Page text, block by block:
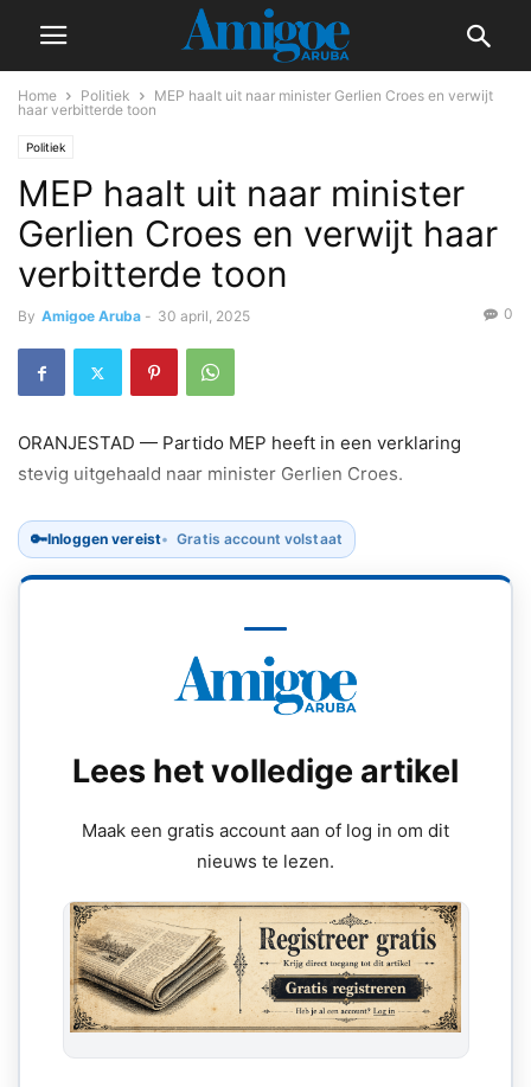
Home Politiek
MEP haalt uit naar minister Gerlien Croes en verwijt
haar verbitterde toon
Politiek
MEP haalt uit naar minister
Gerlien Croes en verwijt haar
verbitterde toon
By Amigoe Aruba - 30 april, 2025 0
ORANJESTAD — Partido MEP heeft in een verklaring
stevig uitgehaald naar minister Gerlien Croes.
🔑Inloggen vereist Gratis account volstaat
Lees het volledige artikel
Maak een gratis account aan of log in om dit
nieuws te lezen.